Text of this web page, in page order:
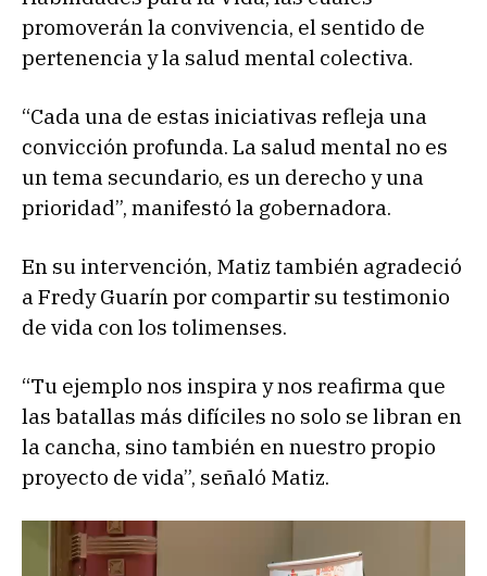
promoverán la convivencia, el sentido de
pertenencia y la salud mental colectiva.
“Cada una de estas iniciativas refleja una
convicción profunda. La salud mental no es
un tema secundario, es un derecho y una
prioridad”, manifestó la gobernadora.
En su intervención, Matiz también agradeció
a Fredy Guarín por compartir su testimonio
de vida con los tolimenses.
“Tu ejemplo nos inspira y nos reafirma que
las batallas más difíciles no solo se libran en
la cancha, sino también en nuestro propio
proyecto de vida”, señaló Matiz.